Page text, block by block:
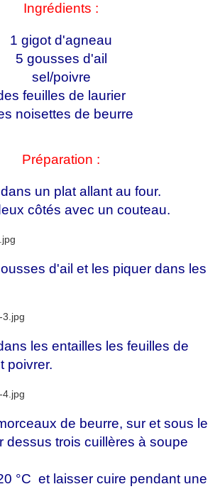
Ingrédients :
1 gigot d'agneau
5 gousses d'ail
sel/poivre
feuilles de laurier
noisettes de beurre
Préparation :
un plat allant au four.
côtés avec un couteau.
d'ail et les piquer dans les
les entailles les feuilles de
poivrer.
de beurre, sur et sous le
dessus trois cuillères à soupe
°C et laisser cuire pendant une